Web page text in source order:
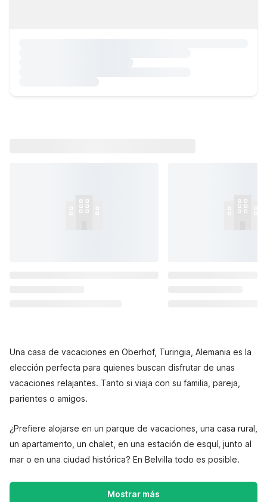
Una casa de vacaciones en Oberhof, Turingia, Alemania es la
elección perfecta para quienes buscan disfrutar de unas
vacaciones relajantes. Tanto si viaja con su familia, pareja,
parientes o amigos.
¿Prefiere alojarse en un parque de vacaciones, una casa rural,
un apartamento, un chalet, en una estación de esquí, junto al
mar o en una ciudad histórica? En Belvilla todo es posible.
Mostrar más